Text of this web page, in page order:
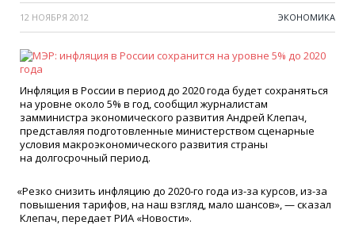
12 НОЯБРЯ 2012 ЭКОНОМИКА
Инфляция в России в период до 2020 года будет сохраняться
на уровне около 5% в год, сообщил журналистам
замминистра экономического развития Андрей Клепач,
представляя подготовленные министерством сценарные
условия макроэкономического развития страны
на долгосрочный период.
«Резко снизить инфляцию до 2020-го года из-за курсов, из-за
повышения тарифов, на наш взгляд, мало шансов», — сказал
Клепач, передает РИА «Новости».